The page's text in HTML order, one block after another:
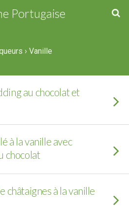
Portugaise
› Vanille
au chocolat et
à la vanille avec
chocolat
châtaignes à la vanille